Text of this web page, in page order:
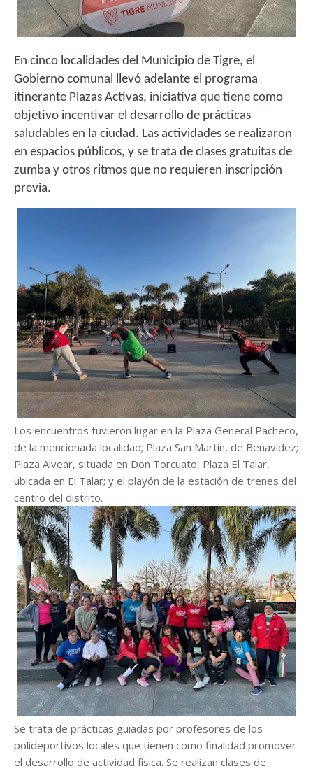
En cinco localidades del Municipio de Tigre, el
Gobierno comunal llevó adelante el programa
itinerante Plazas Activas, iniciativa que tiene como
objetivo incentivar el desarrollo de prácticas
saludables en la ciudad. Las actividades se realizaron
en espacios públicos, y se trata de clases gratuitas de
zumba y otros ritmos que no requieren inscripción
previa.
Los encuentros tuvieron lugar en la Plaza General Pacheco,
de la mencionada localidad; Plaza San Martín, de Benavídez;
Plaza Alvear, situada en Don Torcuato, Plaza El Talar,
ubicada en El Talar; y el playón de la estación de trenes del
centro del distrito.
Se trata de prácticas guiadas por profesores de los
polideportivos locales que tienen como finalidad promover
el desarrollo de actividad física. Se realizan clases de